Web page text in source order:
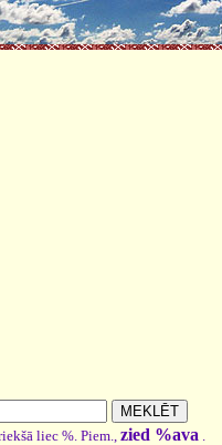
liec %. Piem., zied %ava .